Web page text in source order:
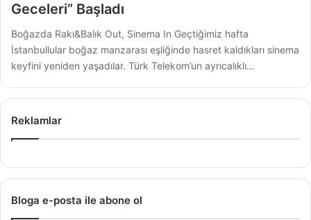
Geceleri” Başladı
Boğazda Rakı&Balık Out, Sinema In Geçtiğimiz hafta
İstanbullular boğaz manzarası eşliğinde hasret kaldıkları sinema
keyfini yeniden yaşadılar. Türk Telekom’un ayrıcalıklı…
Reklamlar
Bloga e-posta ile abone ol